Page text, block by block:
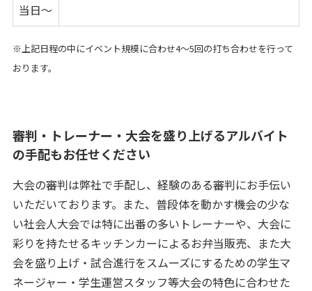
当日～
※上記日程の中にイベント規模に合わせ4～5回の打ち合わせを行って
おります。
審判・トレーナー・大会を盛り上げるアルバイト
の手配もお任せください
大会の審判は弊社で手配し、経験のある審判にお手伝い
いただいております。また、普段体を動かす機会の少な
い社会人大会では特に出番の多いトレーナーや、大会に
彩りを持たせるキッチンカーによるお弁当販売、また大
会を盛り上げ・試合進行をスムーズにするための学生マ
ネージャー・学生運営スタッフ等大会の特色に合わせた